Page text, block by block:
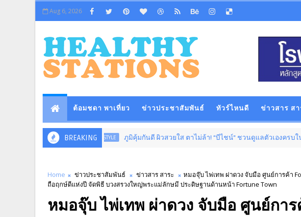
Aug 6, 2026
ต้อมชดา พาเที่ยว ข่าวประชาสัมพันธ์ ทัวร์ไหนดี ข่าวสาร สา
BREAKING
LIFESTYLE ภูมิคุ้มกันดี ผิวสวยใส ตาไม่ล้า! “บีไชน์” ชวนดูแลตัวเองครบในหน้าฝนด้
Home ข่าวประชาสัมพันธ์ ข่าวสาร สาระ
หมอจุ๊บ ไพ่เทพ ผ่าดวง จับมือ ศูนย์การค้า
ถือฤกษ์ดีแห่งปี จัดพิธี บวงสรวงใหญ่พระแม่ลักษมี ประดิษฐานด้านหน้า Fortune Town
หมอจุ๊บ ไพ่เทพ ผ่าดวง จับมือ ศูนย์การ